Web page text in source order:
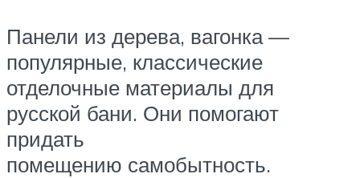
Панели из дерева, вагонка —
популярные, классические
отделочные материалы для
русской бани. Они помогают
придать
помещению самобытность.